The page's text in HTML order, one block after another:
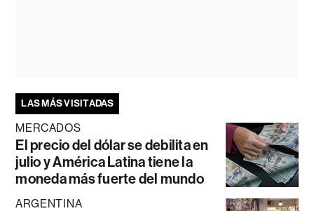
LAS MÁS VISITADAS
MERCADOS
El precio del dólar se debilita en
julio y América Latina tiene la
moneda más fuerte del mundo
ARGENTINA